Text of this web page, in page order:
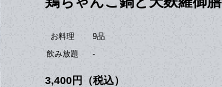
お料理 9品
飲み放題 -
3,400円（税込）